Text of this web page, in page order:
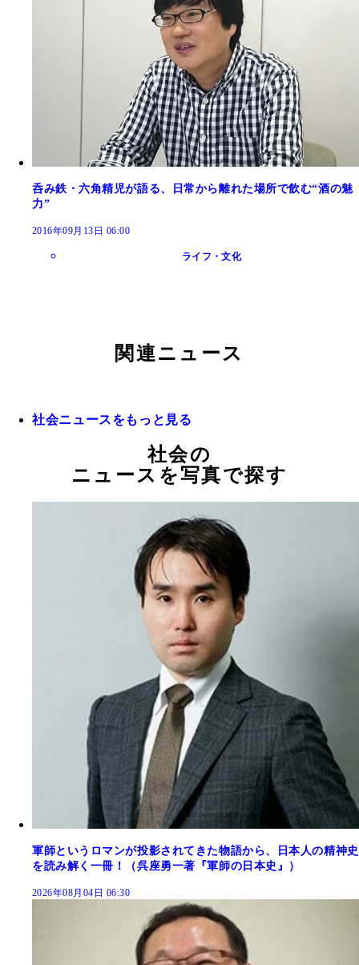
呑み鉄・六角精児が語る、日常から離れた場所で飲む“酒の魅
力”
2016年09月13日 06:00
ライフ・文化
関連ニュース
社会ニュースをもっと見る
社会の
ニュースを写真で探す
軍師というロマンが投影されてきた物語から、日本人の精神史
を読み解く一冊！（呉座勇一著『軍師の日本史』）
2026年08月04日 06:30